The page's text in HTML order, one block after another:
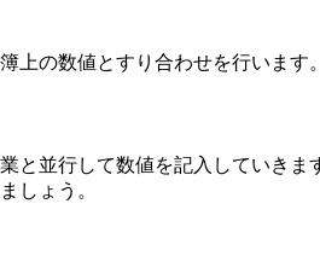
上の数値とすり合わせを行います。
と並行して数値を記入していき
しょう。